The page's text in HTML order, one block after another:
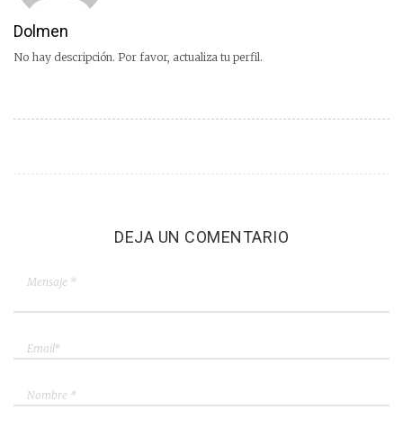
Dolmen
No hay descripción. Por favor, actualiza tu perfil.
DEJA UN COMENTARIO